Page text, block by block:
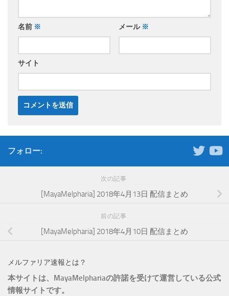
名前 ※ メール ※
サイト
フォロー:
次の記事
[MayaMelpharia] 2018年4月13日 配信まとめ
前の記事
[MayaMelpharia] 2018年4月10日 配信まとめ
メルファリア速報とは？
本サイトは、MayaMelphariaの許諾を受けて運営している公式
情報サイトです。